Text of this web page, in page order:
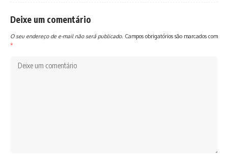
Deixe um comentário
O seu endereço de e-mail não será publicado. Campos obrigatórios são marcados com
*